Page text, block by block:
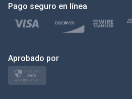
Türkçe
Polski
日本
Pago seguro en línea
Aprobado por